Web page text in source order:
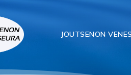
JOUTSENON